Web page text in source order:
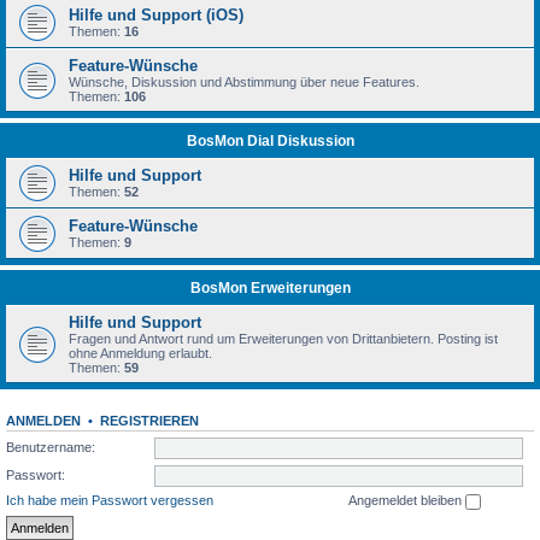
Hilfe und Support (iOS)
Themen: 16
Feature-Wünsche
Wünsche, Diskussion und Abstimmung über neue Features.
Themen: 106
BosMon Dial Diskussion
Hilfe und Support
Themen: 52
Feature-Wünsche
Themen: 9
BosMon Erweiterungen
Hilfe und Support
Fragen und Antwort rund um Erweiterungen von Drittanbietern. Posting ist
ohne Anmeldung erlaubt.
Themen: 59
ANMELDEN • REGISTRIEREN
Benutzername:
Passwort:
Ich habe mein Passwort vergessen
Angemeldet bleiben